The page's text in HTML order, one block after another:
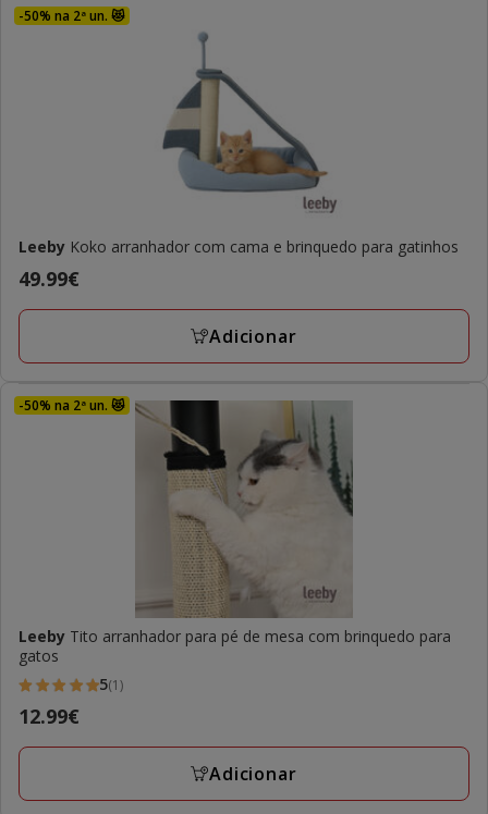
-50% na 2ª un. 😻
Leeby Koko arranhador com cama e brinquedo para gatinhos
Preço
49.99€
49.99€
Adicionar
-50% na 2ª un. 😻
Leeby Tito arranhador para pé de mesa com brinquedo para
gatos
5
estrelas
com
avaliações
5(1)
Preço
12.99€
12.99€
Adicionar